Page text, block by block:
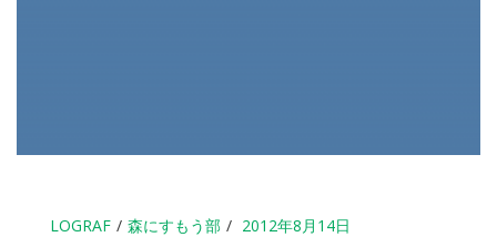
LOGRAF 森にすもう部 2012年8月14日